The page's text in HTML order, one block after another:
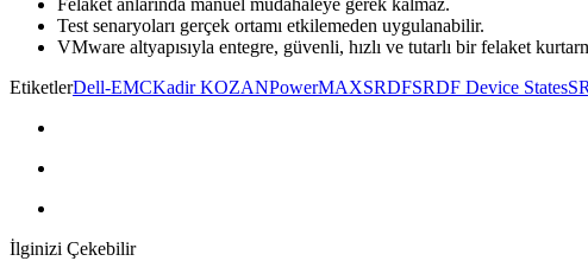
Felaket anlarında manuel müdahaleye gerek kalmaz.
Test senaryoları gerçek ortamı etkilemeden uygulanabilir.
VMware altyapısıyla entegre, güvenli, hızlı ve tutarlı bir felaket
EtiketlerDell-EMCKadir KOZANPowerMAXSRDFSRDF Device States
İlginizi Çekebilir